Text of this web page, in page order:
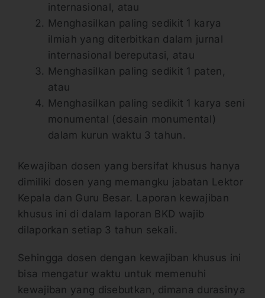
internasional, atau
Menghasilkan paling sedikit 1 karya
ilmiah yang diterbitkan dalam jurnal
internasional bereputasi, atau
Menghasilkan paling sedikit 1 paten,
atau
Menghasilkan paling sedikit 1 karya seni
monumental (desain monumental)
dalam kurun waktu 3 tahun.
Kewajiban dosen yang bersifat khusus hanya
dimiliki dosen yang memangku jabatan Lektor
Kepala dan Guru Besar. Laporan kewajiban
khusus ini di dalam laporan BKD wajib
dilaporkan setiap 3 tahun sekali.
Sehingga dosen dengan kewajiban khusus ini
bisa mengatur waktu untuk memenuhi
kewajiban yang disebutkan, dimana durasinya